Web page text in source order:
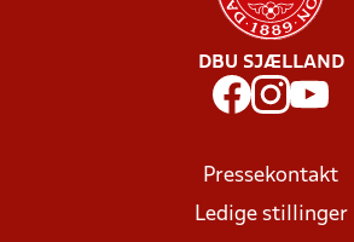
DBU SJÆLLAND
Pressekontakt
Ledige stillinger